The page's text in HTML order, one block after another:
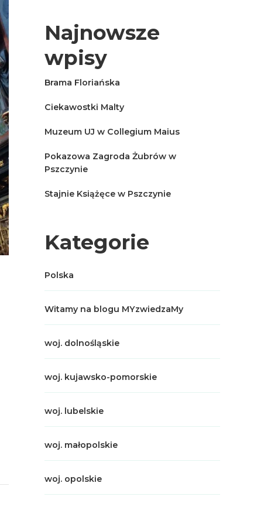
Najnowsze
wpisy
Brama Floriańska
Ciekawostki Malty
Muzeum UJ w Collegium Maius
Pokazowa Zagroda Żubrów w
Pszczynie
Stajnie Książęce w Pszczynie
Kategorie
Polska
Witamy na blogu MYzwiedzaMy
woj. dolnośląskie
woj. kujawsko-pomorskie
woj. lubelskie
woj. małopolskie
woj. opolskie